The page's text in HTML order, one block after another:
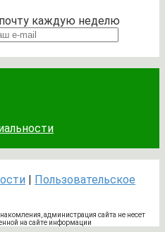
каждую неделю
| Пользовательское
администрация сайта не несет
на сайте информации